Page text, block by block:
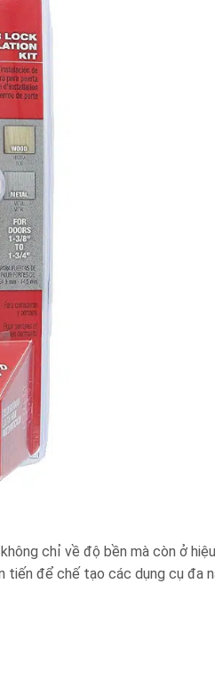
chỉ về độ bền mà còn ở
tiến để chế tạo các dụng cụ đa